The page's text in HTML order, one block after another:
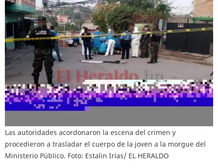
Las autoridades acordonaron la escena del crimen y
procedieron a trasladar el cuerpo de la joven a la morgue del
Ministerio Público. Foto: Estalin Irías/ EL HERALDO